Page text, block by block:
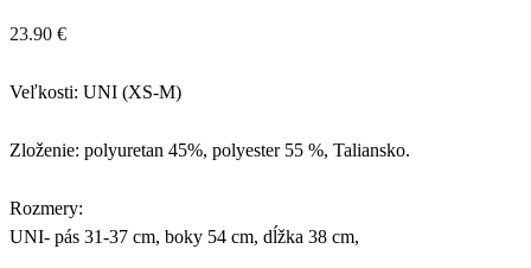
23.90 €
Veľkosti: UNI (XS-M)
Zloženie: polyuretan 45%, polyester 55 %, Taliansko.
Rozmery:
UNI- pás 31-37 cm, boky 54 cm, dĺžka 38 cm,